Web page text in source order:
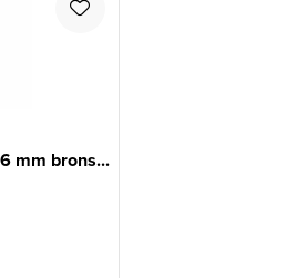
mm brons...